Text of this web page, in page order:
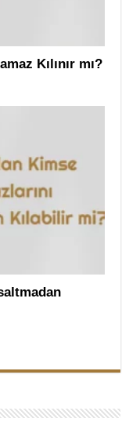
Kılınır mı?